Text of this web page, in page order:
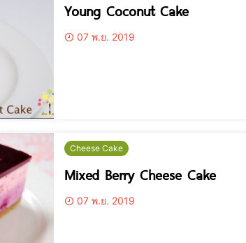
Young Coconut Cake
07 พ.ย. 2019
Cheese Cake
Mixed Berry Cheese Cake
07 พ.ย. 2019